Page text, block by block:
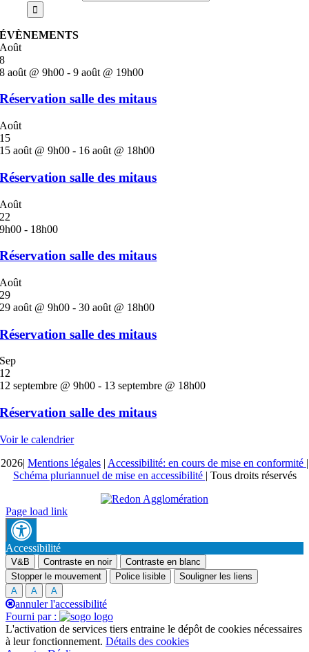
ÉVÈNEMENTS
Août
8
8 août @ 9h00 -9 août @ 19h00
Réservation salle des mitaus
Août
15
15 août @ 9h00 - 16 août @ 18h00
Réservation salle des mitaus
Août
22
9h00 - 18h00
Réservation salle des mitaus
Août
29
29 août @ 9h00 -30 août @ 18h00
Réservation salle des mitaus
Sep
12
12 septembre @ 9h00 - 13 septembre @ 18h00
Réservation salle des mitaus
Voir le calendrier
2026| Mentions légales | Accessibilité: en cours de mise en conformité |
Schéma pluriannuel de mise en accessibilité | Tous droits réservés
Page load link
Accessibilité
V&B Contraste en noir
Contraste en blanc
Stopper le mouvement
Police lisible
Souligner les liens
A
A A
annuler l'accessibilité
Fourni par :
L'activation de services tiers entraine le dépôt de cookies nécessaires
à leur fonctionnement. Détails des cookies